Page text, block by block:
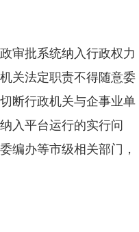
审批系统纳入行政权力
关法定职责不得随意委
断行政机关与企事业单
入平台运行的实行问
编办等市级相关部门，